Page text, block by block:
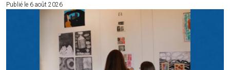
Publié le 6 août 2026